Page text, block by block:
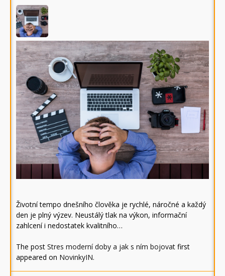
Životní tempo dnešního člověka je rychlé, náročné a každý
den je plný výzev. Neustálý tlak na výkon, informační
zahlcení i nedostatek kvalitního…
The post Stres moderní doby a jak s ním bojovat first
appeared on NovinkyIN.